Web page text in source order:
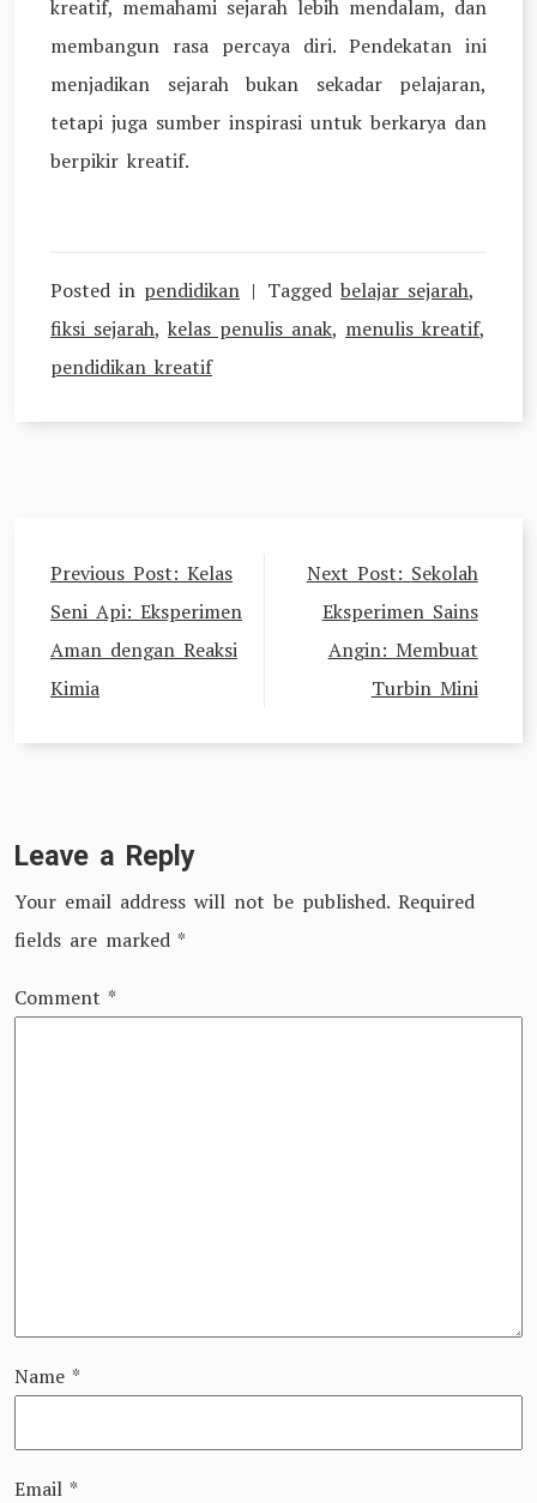
kreatif, memahami sejarah lebih mendalam, dan
membangun rasa percaya diri. Pendekatan ini
menjadikan sejarah bukan sekadar pelajaran,
tetapi juga sumber inspirasi untuk berkarya dan
berpikir kreatif.
Posted in pendidikan Tagged belajar sejarah,
fiksi sejarah, kelas penulis anak, menulis kreatif,
pendidikan kreatif
Post
navigation
Previous Post: Kelas
Seni Api: Eksperimen
Aman dengan Reaksi
Kimia
Next Post: Sekolah
Eksperimen Sains
Angin: Membuat
Turbin Mini
Leave a Reply
Your email address will not be published. Required
fields are marked *
Comment *
Name *
Email *